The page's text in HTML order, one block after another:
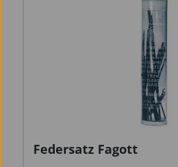
Federsatz Fagott